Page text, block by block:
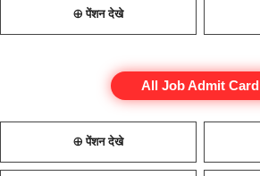
⊕ पेंशन देखे
All Job Admit Card
⊕ पेंशन देखे